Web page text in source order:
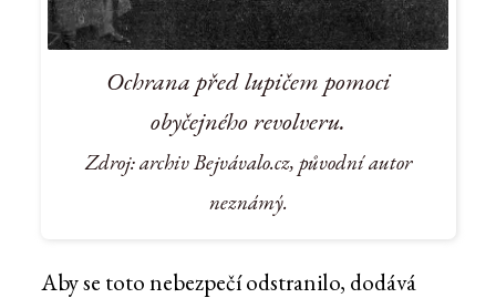
Ochrana před lupičem pomoci
obyčejného revolveru.
Zdroj: archiv Bejvávalo.cz, původní autor
neznámý.
Aby se toto nebezpečí odstranilo, dodává